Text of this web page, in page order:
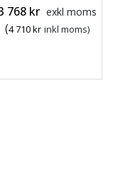
768 kr exkl moms
(4 710kr inkl moms)